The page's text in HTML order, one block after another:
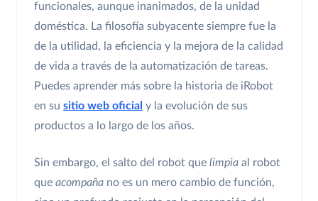
funcionales, aunque inanimados, de la unidad
doméstica. La filosofía subyacente siempre fue la
de la utilidad, la eficiencia y la mejora de la calidad
de vida a través de la automatización de tareas.
Puedes aprender más sobre la historia de iRobot
en su sitio web oficial y la evolución de sus
productos a lo largo de los años.
Sin embargo, el salto del robot que limpia al robot
que acompaña no es un mero cambio de función,